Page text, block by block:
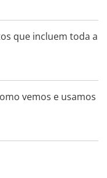
que incluem toda a
vemos e usamos